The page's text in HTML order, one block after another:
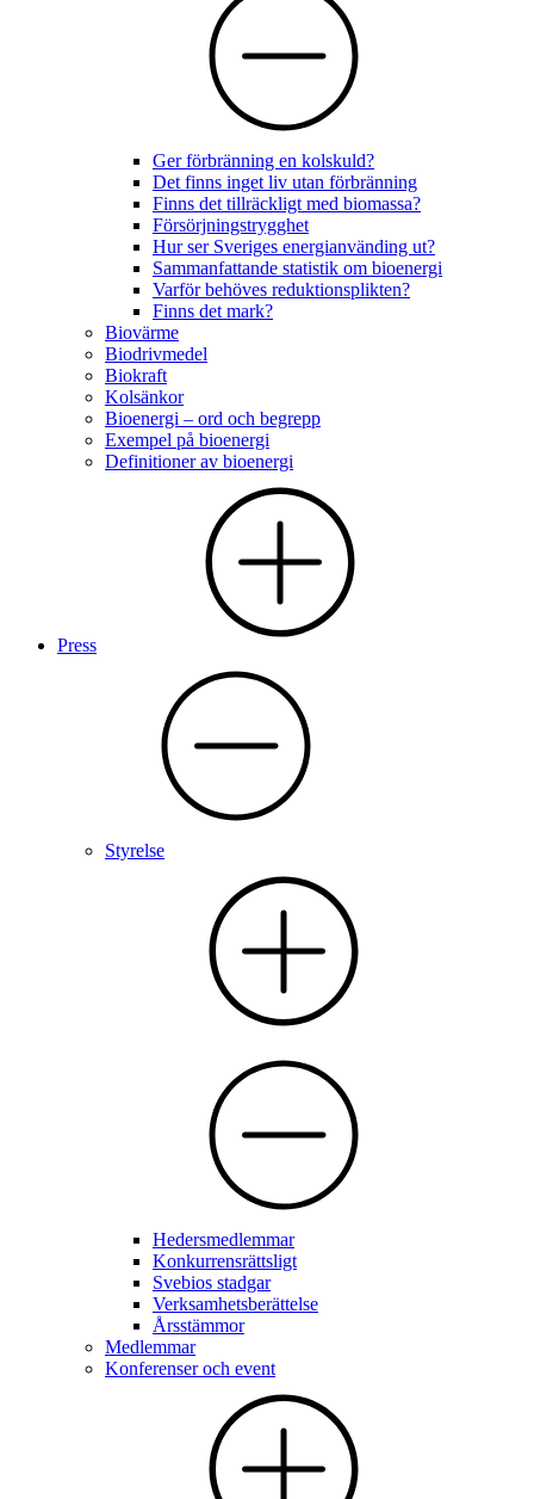
Ger förbränning en kolskuld?
Det finns inget liv utan förbränning
Finns det tillräckligt med biomassa?
Försörjningstrygghet
Hur ser Sveriges energianvänding ut?
Sammanfattande statistik om bioenergi
Varför behöves reduktionsplikten?
Finns det mark?
Biovärme
Biodrivmedel
Biokraft
Kolsänkor
Bioenergi – ord och begrepp
Exempel på bioenergi
Definitioner av bioenergi
Press
Styrelse
Hedersmedlemmar
Konkurrensrättsligt
Svebios stadgar
Verksamhetsberättelse
Årsstämmor
Medlemmar
Konferenser och event